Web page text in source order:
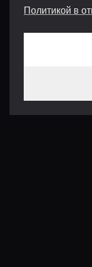
Политикой в